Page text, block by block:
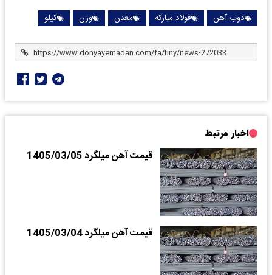
ذوب آهن فولاد مبارکه معدن وزن کیلو
اخبار مرتبط
قیمت آهن میلگرد 1405/03/05
قیمت آهن میلگرد 1405/03/04